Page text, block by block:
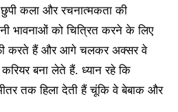
छुपी कला और रचनात्मकता की
भावनाओं को चि‍त्रित करने के लिए
करते हैं और आगे चलकर अक्सर वे
बना लेते हैं. ध्यान रहे कि
तक हिला देती हैं चूंकि वे बेबाक और